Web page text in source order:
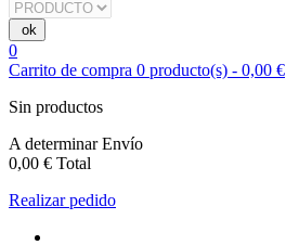
0
Carrito de compra 0 producto(s) - 0,00 €
Sin productos
A determinarEnvío
0,00 € Total
Realizar pedido